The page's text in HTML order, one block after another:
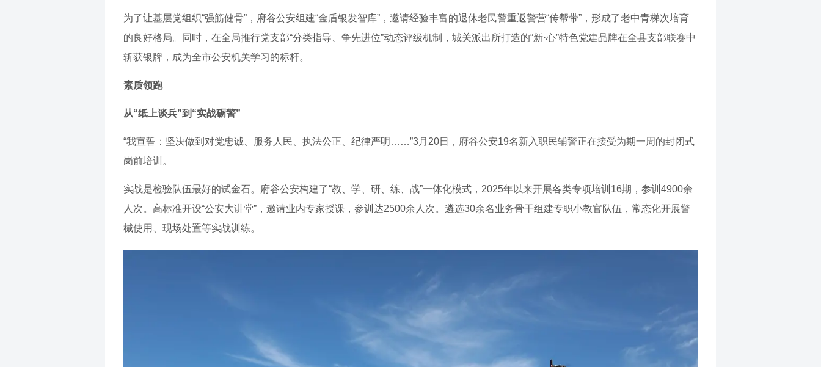
为了让基层党组织“强筋健骨”，府谷公安组建“金盾银发智库”，邀请经验丰富的退休老民警重返警营“传帮带”，形成了老中青梯次培育
的良好格局。同时，在全局推行党支部“分类指导、争先进位”动态评级机制，城关派出所打造的“新·心”特色党建品牌在全县支部联赛中
斩获银牌，成为全市公安机关学习的标杆。
素质领跑
从“纸上谈兵”到“实战砺警”
“我宣誓：坚决做到对党忠诚、服务人民、执法公正、纪律严明……”3月20日，府谷公安19名新入职民辅警正在接受为期一周的封闭式
岗前培训。
实战是检验队伍最好的试金石。府谷公安构建了“教、学、研、练、战”一体化模式，2025年以来开展各类专项培训16期，参训4900余
人次。高标准开设“公安大讲堂”，邀请业内专家授课，参训达2500余人次。遴选30余名业务骨干组建专职小教官队伍，常态化开展警
械使用、现场处置等实战训练。